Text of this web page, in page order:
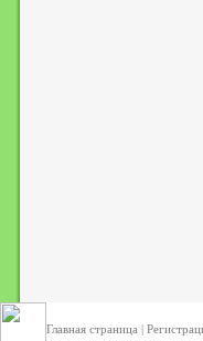
Главная страница |